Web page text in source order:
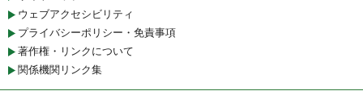
ウェブアクセシビリティ
プライバシーポリシー・免責事項
著作権・リンクについて
関係機関リンク集